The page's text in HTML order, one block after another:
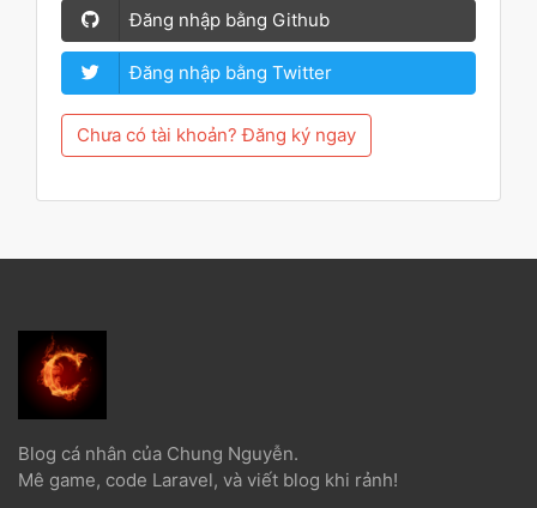
Đăng nhập bằng Github
Đăng nhập bằng Twitter
Chưa có tài khoản? Đăng ký ngay
Blog cá nhân của Chung Nguyễn.
Mê game, code Laravel, và viết blog khi rảnh!